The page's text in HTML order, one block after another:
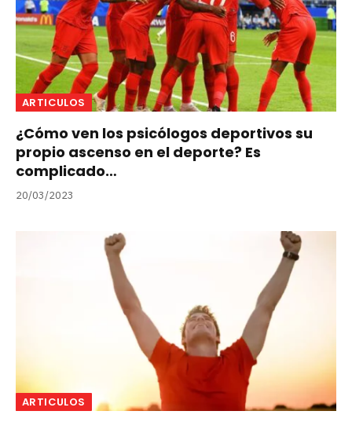
ARTICULOS
¿Cómo ven los psicólogos deportivos su
propio ascenso en el deporte? Es
complicado…
20/03/2023
ARTICULOS